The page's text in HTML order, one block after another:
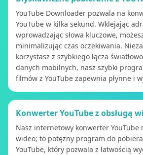
YouTube Downloader pozwala na
YouTube w kilka sekund. Wklejając
wprowadzając słowa kluczowe,
minimalizując czas oczekiwania.
korzystasz z szybkiego łącza
danych mobilnych, nasz szybki
filmów z YouTube zapewnia płynne i
Konwerter YouTube z obsługą
Nasz internetowy konwerter YouTube
wideo; to potężny program do
YouTube, który pozwala z łatwością